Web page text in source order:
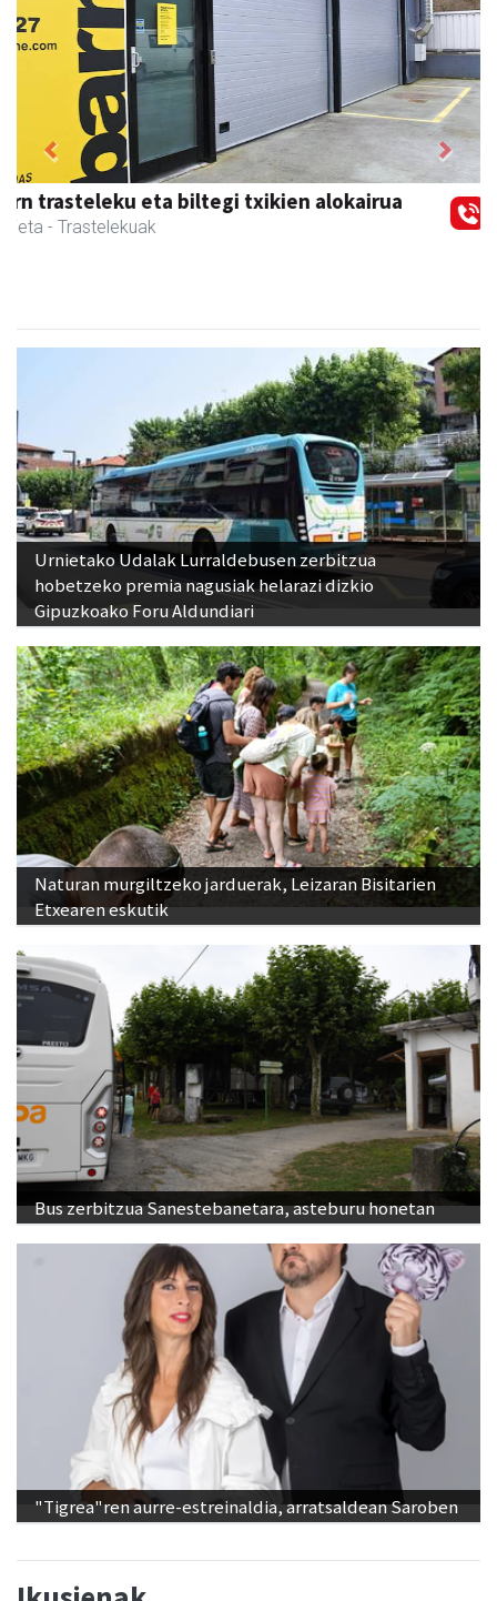
Magale Ikastetxea
Urnieta - Hezkuntza
Previous Next
Urnietako Udalak Lurraldebusen zerbitzua
hobetzeko premia nagusiak helarazi dizkio
Gipuzkoako Foru Aldundiari
Naturan murgiltzeko jarduerak, Leizaran Bisitarien
Etxearen eskutik
Bus zerbitzua Sanestebanetara, asteburu honetan
"Tigrea"ren aurre-estreinaldia, arratsaldean Saroben